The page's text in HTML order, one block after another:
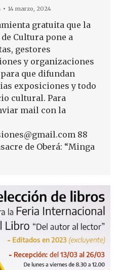
14 marzo, 2024
gratuita que la
Cultura pone a
gestores
y organizaciones
que difundan
exposiciones y todo
cultural. Para
mail con la
88
de Oberá: “Minga